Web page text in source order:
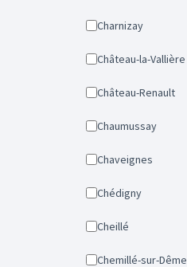
Charnizay
Château-la-Vallière
Château-Renault
Chaumussay
Chaveignes
Chédigny
Cheillé
Chemillé-sur-Dême